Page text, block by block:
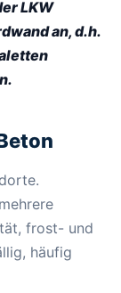
LKW
an, d.h.
frost- und
häufig